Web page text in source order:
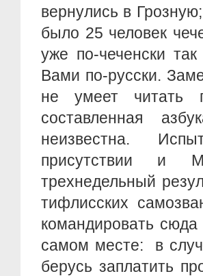
вернулись в
было 25 человек
уже по-чеченски
Вами по-русски.
не умеет читать
составленная
неизвестна.
присутствии и
трехнедельный
тифлисских
командировать сюда
самом месте: в
берусь заплатить